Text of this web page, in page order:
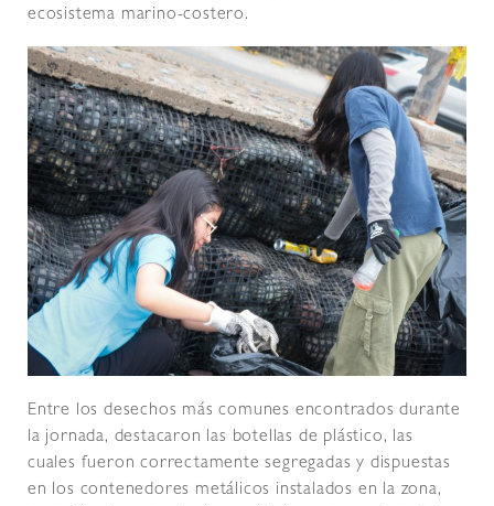
ecosistema marino-costero.
Entre los desechos más comunes encontrados durante
la jornada, destacaron las botellas de plástico, las
cuales fueron correctamente segregadas y dispuestas
en los contenedores metálicos instalados en la zona,